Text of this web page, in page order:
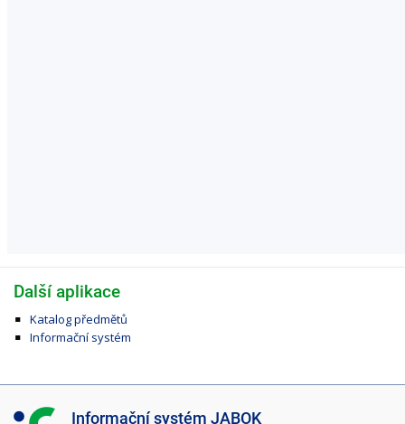
Další aplikace
Katalog předmětů
Informační systém
I Informační systém JABOK